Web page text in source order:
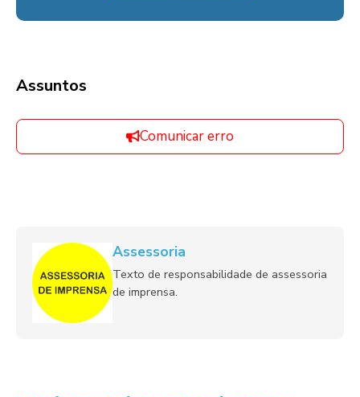
Assuntos
Comunicar erro
Assessoria
Texto de responsabilidade de assessoria
de imprensa.